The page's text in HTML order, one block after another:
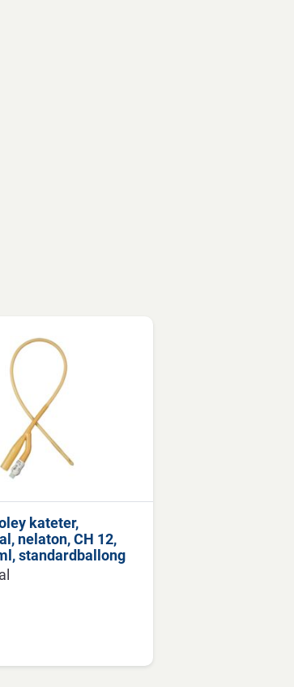
kateter,
nelaton, CH 12,
standardballong